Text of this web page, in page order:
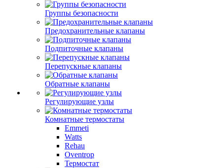
Группы безопасности
Предохранительные клапаны
Подпиточные клапаны
Перепускные клапаны
Обратные клапаны
Регулирующие узлы
Комнатные термостаты
Emmeti
Watts
Rehau
Oventrop
Термостат